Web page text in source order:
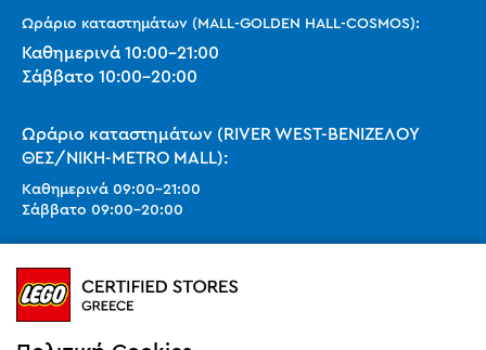
Ωράριο καταστημάτων (MALL-GOLDEN HALL-COSMOS):
Καθημερινά 10:00-21:00
Σάββατο 10:00-20:00
Ωράριο καταστημάτων (RIVER WEST-ΒΕΝΙΖΕΛΟΥ
ΘΕΣ/ΝΙΚΗ-METRO MALL):
Καθημερινά 09:00-21:00
Σάββατο 09:00-20:00
Ωράριο καταστημάτων (SMART PARK):
Καθημερινά10:00-21:00
Σάββατο09:00
Κυριακή 11:00-20:00 (έως 25/10)